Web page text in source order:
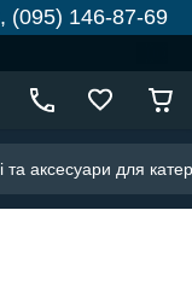
(095) 146-87-69
та аксесуари для